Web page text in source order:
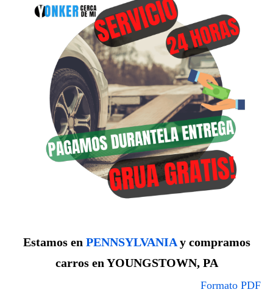
Estamos en PENNSYLVANIAy compramos
carros en YOUNGSTOWN, PA
Formato PDF